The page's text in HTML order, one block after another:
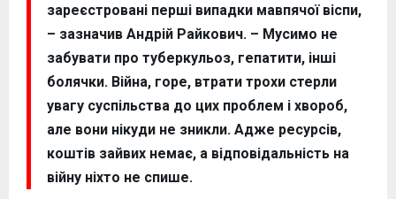
зареєстровані перші випадки мавпячої віспи,
– зазначив Андрій Райкович. – Мусимо не
забувати про туберкульоз, гепатити, інші
болячки. Війна, горе, втрати трохи стерли
увагу суспільства до цих проблем і хвороб,
але вони нікуди не зникли. Адже ресурсів,
коштів зайвих немає, а відповідальність на
війну ніхто не спише.